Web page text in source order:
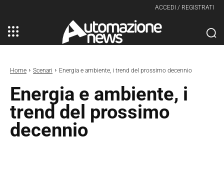
ACCEDI / REGISTRATI
Home Scenari Energia e ambiente, i trend del prossimo decennio
Energia e ambiente, i
trend del prossimo
decennio